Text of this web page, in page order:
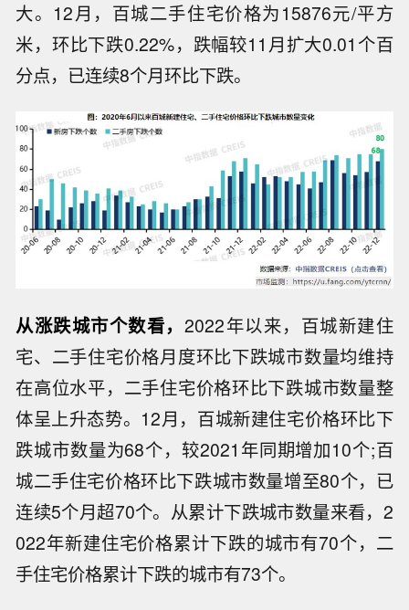
大。12月，百城二手住宅价格为15876元/平方
米，环比下跌0.22%，跌幅较11月扩大0.01个百
分点，已连续8个月环比下跌。
从涨跌城市个数看， 2022年以来，百城新建住
宅、二手住宅价格月度环比下跌城市数量均维持
在高位水平，二手住宅价格环比下跌城市数量整
体呈上升态势。12月，百城新建住宅价格环比下
跌城市数量为68个，较2021年同期增加10个;百
城二手住宅价格环比下跌城市数量增至80个，已
连续5个月超70个。从累计下跌城市数量来看，2
022年新建住宅价格累计下跌的城市有70个，二
手住宅价格累计下跌的城市有73个。